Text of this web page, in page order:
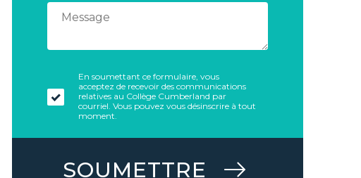
En soumettant ce formulaire, vous
acceptez de recevoir des communications
relatives au Collège Cumberland par
courriel. Vous pouvez vous désinscrire à tout
moment.
SOUMETTRE